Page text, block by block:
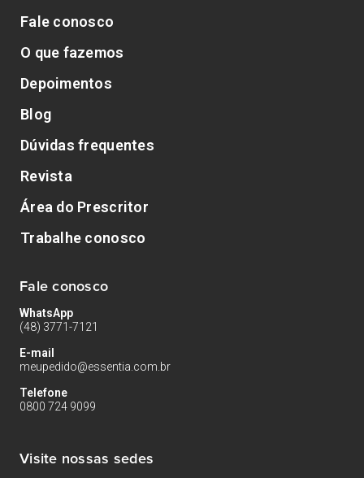
Fale conosco
O que fazemos
Depoimentos
Blog
Dúvidas frequentes
Revista
Área do Prescritor
Trabalhe conosco
Fale conosco
WhatsApp
(48) 3771-7121
E-mail
meupedido@essentia.com.br
Telefone
0800 724 9099
Visite nossas sedes